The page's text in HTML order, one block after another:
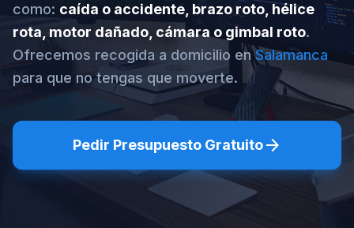
como: caída o accidente, brazo roto, hélice
rota, motor dañado, cámara o gimbal roto.
Ofrecemos recogida a domicilio enSalamanca
para que no tengas que moverte.
Pedir Presupuesto Gratuitoarrow_forward